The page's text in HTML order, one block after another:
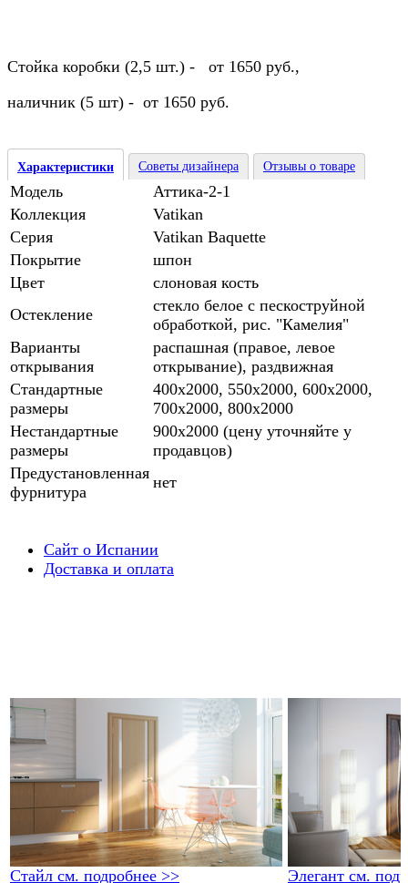
Стойка коробки (2,5 шт.) - от 1650 руб.,
наличник (5 шт) - от 1650 руб.
Характеристики Советы дизайнера Отзывы о товаре
Модель
Аттика-2-1
Коллекция
Vatikan
Серия
Vatikan Baquette
Покрытие
шпон
Цвет
слоновая кость
Остекление
стекло белое с пескоструйной
обработкой, рис. "Камелия"
Варианты
открывания
распашная (правое, левое
открывание), раздвижная
Стандартные
размеры
400х2000, 550х2000, 600х2000,
700х2000, 800х2000
Нестандартные
размеры
900х2000 (цену уточняйте у
продавцов)
Предустановленная
фурнитура
нет
Сайт о Испании
Доставка и оплата
Стайл см. подробнее >> Элегант см.